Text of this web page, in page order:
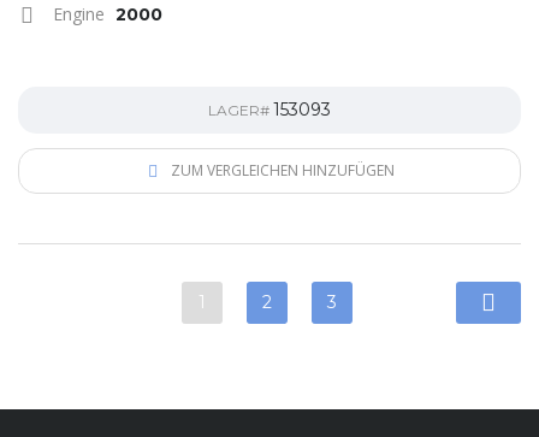
Engine 2000
LAGER# 153093
ZUM VERGLEICHEN HINZUFÜGEN
1 2 3